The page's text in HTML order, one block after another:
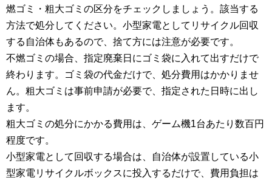
燃ゴミ・粗大ゴミの区分をチェックしましょう。該当する
方法で処分してください。小型家電としてリサイクル回収
する自治体もあるので、捨て方には注意が必要です。
不燃ゴミの場合、指定廃棄日にゴミ袋に入れて出すだけで
終わります。ゴミ袋の代金だけで、処分費用はかかりませ
ん。粗大ゴミは事前申請が必要で、指定された日時に出し
ます。
粗大ゴミの処分にかかる費用は、ゲーム機1台あたり数百円
程度です。
小型家電として回収する場合は、自治体が設置している小
型家電リサイクルボックスに投入するだけで、費用負担は